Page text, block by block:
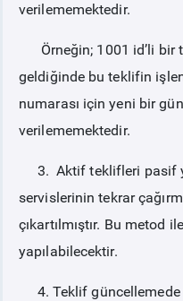
verilememektedir.
Örneğin; 1001 id’li bir
geldiğinde bu teklifin
numarası için yeni bir
verilememektedir.
3. Aktif teklifleri pasif
servislerinin tekrar
çıkartılmıştır. Bu metod
yapılabilecektir.
4. Teklif güncellemede